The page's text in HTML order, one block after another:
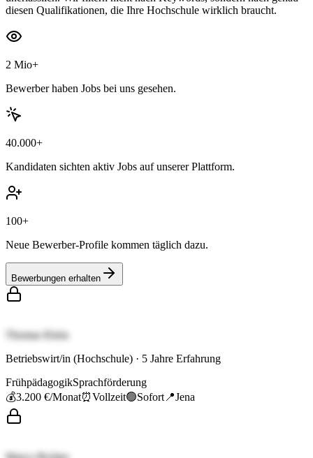
diesen Qualifikationen, die Ihre Hochschule wirklich braucht.
2 Mio+
Bewerber haben Jobs bei uns gesehen.
40.000+
Kandidaten sichten aktiv Jobs auf unserer Plattform.
100+
Neue Bewerber-Profile kommen täglich dazu.
Bewerbungen erhalten
Thomas Klein
Betriebswirt/in (Hochschule) · 5 Jahre Erfahrung
FrühpädagogikSprachförderung
💰3.200 €/Monat⏰Vollzeit🟢Sofort 📍Jena